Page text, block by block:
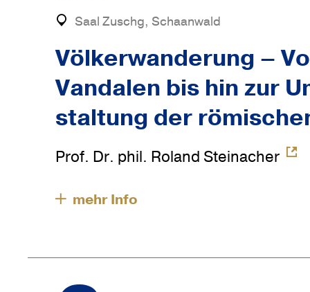
Saal Zuschg, Schaanwald
Völ­ker­wan­de­rung –
Van­dalen bis hin zur
stal­tung der
Prof. Dr. phil. Roland Steinacher